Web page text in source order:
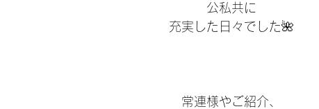
公私共に
充実した日々でした🌺
常連様やご紹介、